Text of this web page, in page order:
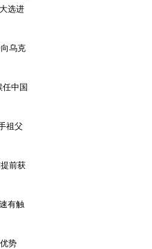
视线｜“入侵”还是“人道危
CFO：不靠规模取胜，华
选进
乌克
任中国
祖父
前获
有触
势